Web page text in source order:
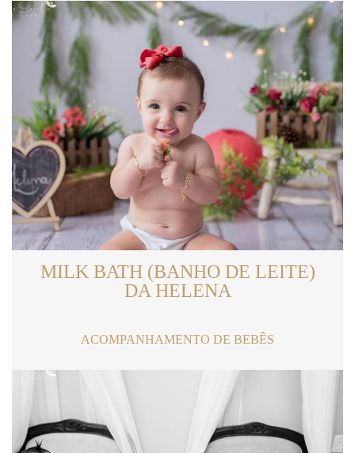
MILK BATH (BANHO DE LEITE)
DA HELENA
ACOMPANHAMENTO DE BEBÊS